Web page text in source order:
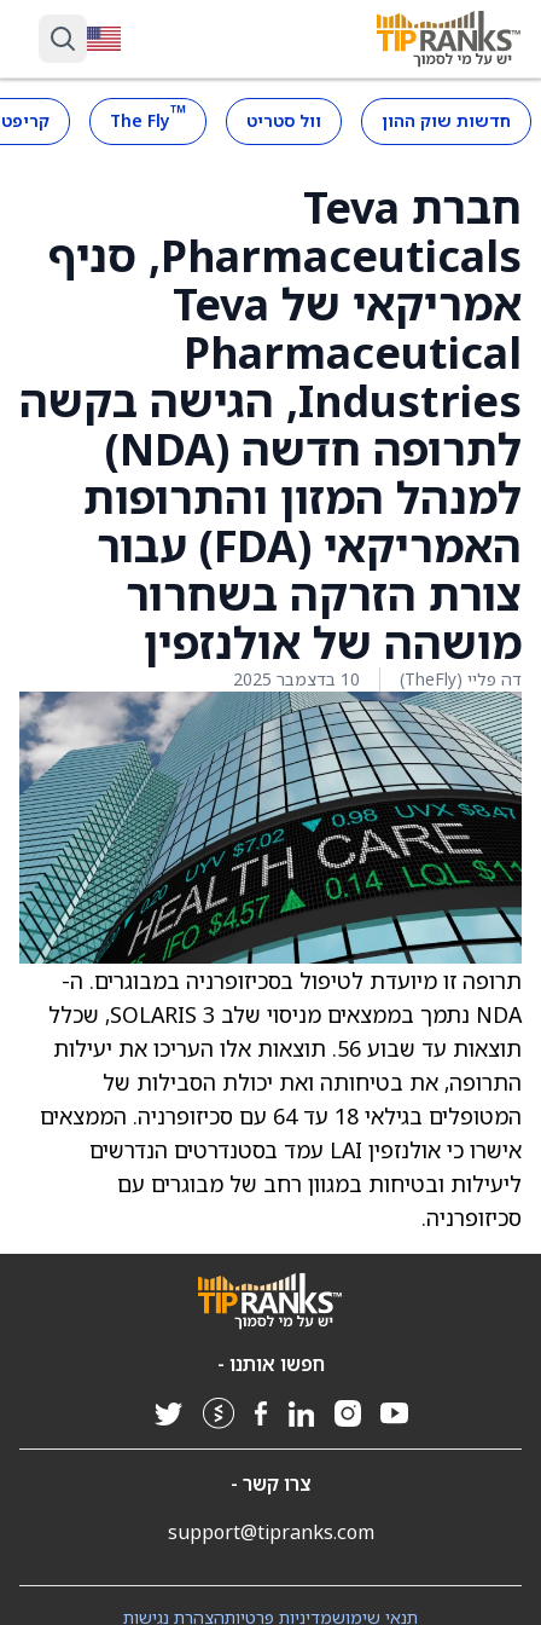
חדשות שוק ההון וול סטריט ™
The Fly
חברת Teva
Pharmaceuticals, סניף
אמריקאי של Teva
Pharmaceutical
Industries, הגישה בקשה
לתרופה חדשה (NDA)
למנהל המזון והתרופות
האמריקאי (FDA) עבור
צורת הזרקה בשחרור
מושהה של אולנזפין
דה פליי (TheFly) 10 בדצמבר 2025
תרופה זו מיועדת לטיפול בסכיזופרניה במבוגרים. ה-
NDA נתמך בממצאים מניסוי שלב 3 SOLARIS, שכלל
תוצאות עד שבוע 56. תוצאות אלו העריכו את יעילות
התרופה, את בטיחותה ואת יכולת הסבילות של
המטופלים בגילאי 18 עד 64 עם סכיזופרניה. הממצאים
אישרו כי אולנזפין LAI עמד בסטנדרטים הנדרשים
ליעילות ובטיחות במגוון רחב של מבוגרים עם
סכיזופרניה.
חפשו אותנו -
צרו קשר -
support@tipranks.com
הצהרת נגישותמדיניות פרטיותתנאי שימוש